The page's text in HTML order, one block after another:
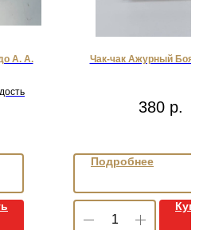
А. А.
Чак-чак Ажурный Бояр
380 р.
Подробнее